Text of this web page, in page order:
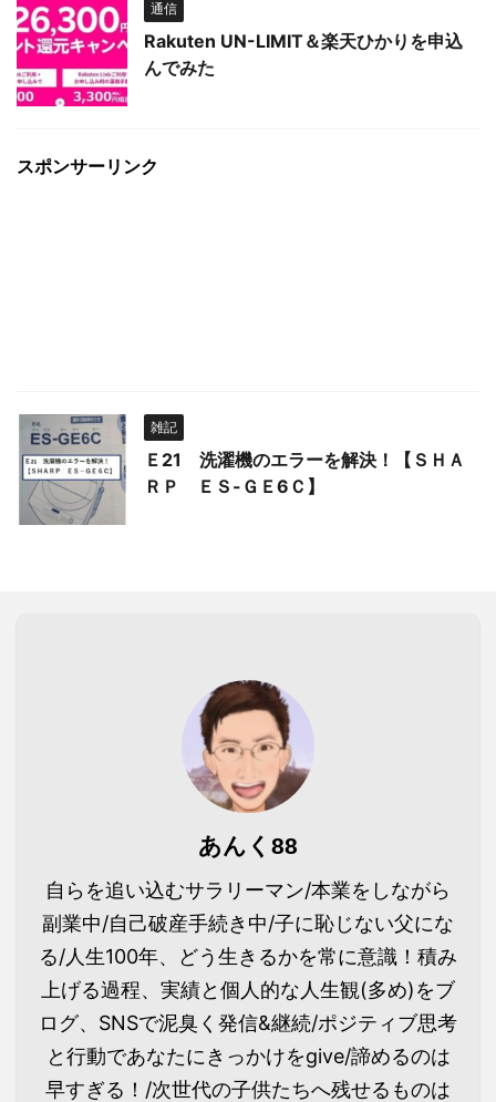
通信
Rakuten UN-LIMIT＆楽天ひかりを申込
んでみた
スポンサーリンク
雑記
Ｅ21 洗濯機のエラーを解決！【ＳＨＡ
ＲＰ ＥＳ-ＧＥ6Ｃ】
あんく88
自らを追い込むサラリーマン/本業をしながら
副業中/自己破産手続き中/子に恥じない父にな
る/人生100年、どう生きるかを常に意識！積み
上げる過程、実績と個人的な人生観(多め)をブ
ログ、SNSで泥臭く発信&継続/ポジティブ思考
と行動であなたにきっかけをgive/諦めるのは
早すぎる！/次世代の子供たちへ残せるものは